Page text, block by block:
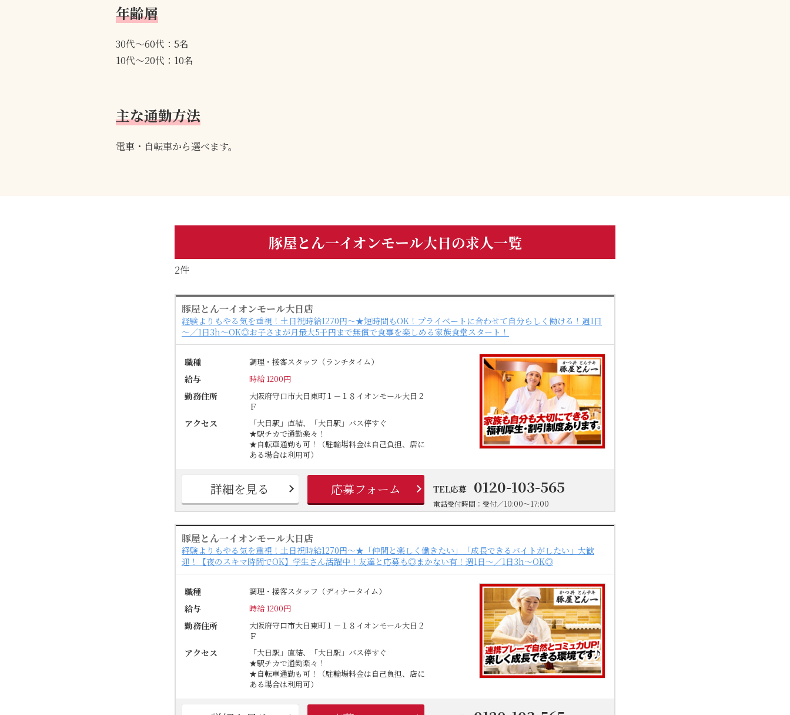
年齢層
30代～60代：5名
10代～20代：10名
主な通勤方法
電車・自転車から選べます。
豚屋とん一イオンモール大日の求人一覧
2件
豚屋とん一イオンモール大日店
経験よりもやる気を重視！土日祝時給1270円～★短時間もOK！プライベートに合わせて自分らしく働ける！週1日
～／1日3h～OK◎お子さまが月最大5千円まで無償で食事を楽しめる家族食堂スタート！
職種 調理・接客スタッフ（ランチタイム）
給与 時給 1200円
勤務住所
大阪府守口市大日東町１－１８イオンモール大日２
Ｆ
アクセス
「大日駅」直結、「大日駅」バス停すぐ
★駅チカで通勤楽々！
★自転車通勤も可！（駐輪場料金は自己負担、店に
ある場合は利用可）
詳細を見る 応募フォーム TEL応募 0120-103-565
電話受付時間：受付／10:00～17:00
豚屋とん一イオンモール大日店
経験よりもやる気を重視！土日祝時給1270円～★「仲間と楽しく働きたい」「成長できるバイトがしたい」大歓
迎！【夜のスキマ時間でOK】学生さん活躍中！友達と応募も◎まかない有！週1日～／1日3h～OK◎
職種 調理・接客スタッフ（ディナータイム）
給与 時給 1200円
勤務住所
大阪府守口市大日東町１－１８イオンモール大日２
Ｆ
アクセス
「大日駅」直結、「大日駅」バス停すぐ
★駅チカで通勤楽々！
★自転車通勤も可！（駐輪場料金は自己負担、店に
ある場合は利用可）